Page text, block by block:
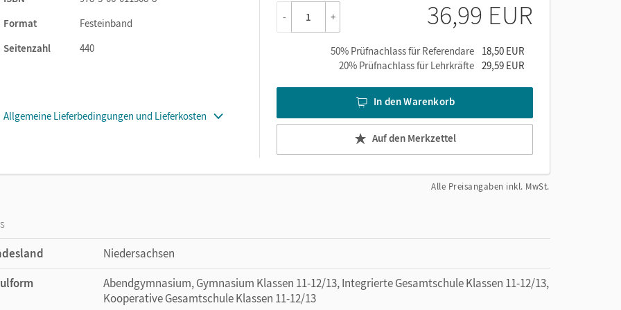
mit einem themenbezogenen Einstiegsbild, das den Bezug
der Schüler/-innen herstellt. Ein kurzer Einstiegstext nimmt
die Schüler/-innen selbstständig durchführbare Versuche.
immer wieder aufgegriffen.
das physikalische Verständnis. Sie zeigen neue Kontexte auf und
weiteren Fachgebieten.
und Abiturvorbereitung. Die Aufgaben richten sich
werden gekennzeichnet.
Format
Festeinband
Seitenzahl
440
Allgemeine Lieferbedingungen und Lieferkosten
- + 36,99 EUR
50% Prüfnachlass für Referendare
18,50 EUR
20% Prüfnachlass für Lehrkräfte 29,59 EUR
In den Warenkorb
Auf den Merkzettel
Alle Preisangaben inkl. MwSt.
Niedersachsen
Abendgymnasium, Gymnasium Klassen 11-12/13, Integrierte Gesamtschule Klassen 11-12/13,
Kooperative Gesamtschule Klassen 11-12/13